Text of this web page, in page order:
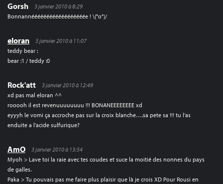
Gorsh
3 janvier 2010 à 8:29
Bonnannéééééééééééééééééée ! \(°o°)/
eloran
3 janvier 2010 à 11:07
teddy bear :
bear :1 / teddy :0
Rock'att
3 janvier 2010 à 12:49
xd pas mal eloran ^^
rooooh il est revenuuuuuuuu !!! BONANEEEEEEEE xd
eyyyh le vomi ça accroche pas sur la croix blanche….sa pete sa !!! tu l’as
enduite a l’acide sulfurique?
AmO
3 janvier 2010 à 13:54
Myoh > Lave toi la raie avec tes coudes et suce la moitié des nonnes du pays
de galles.
Paka > Tu pouvais pas me faire plus plaisir que là je crois XD Pour Rousi en